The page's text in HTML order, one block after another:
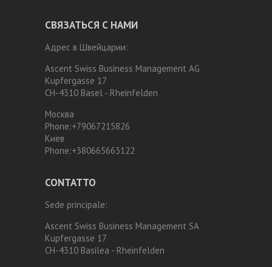
СВЯЗАТЬСЯ С НАМИ
Адрес в Швейцарии:
Ascent Swiss Business Management AG
Kupfergasse 17
CH-4310 Basel - Rheinfelden
Москва
Phone:+79067215826
Киев
Phone:+380665663122
CONTATTO
Sede principale:
Ascent Swiss Business Management SA
Kupfergasse 17
CH-4310 Basilea - Rheinfelden